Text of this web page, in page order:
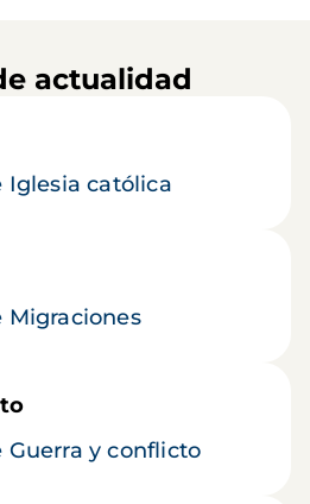
actualidad
Iglesia católica
Migraciones
Guerra y conflicto